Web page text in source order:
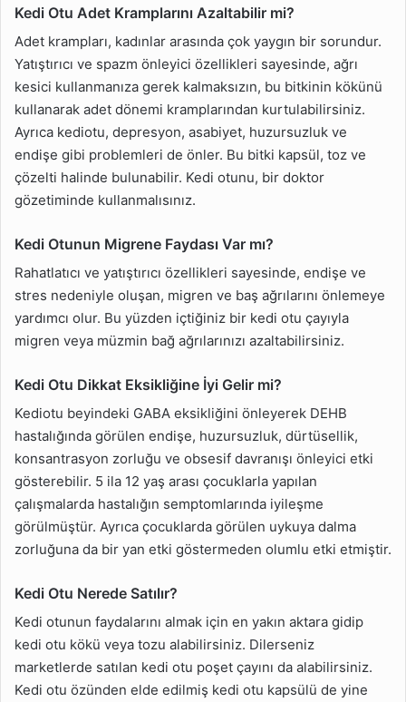
Kedi Otu Adet Kramplarını Azaltabilir mi?
Adet krampları, kadınlar arasında çok yaygın bir sorundur.
Yatıştırıcı ve spazm önleyici özellikleri sayesinde, ağrı
kesici kullanmanıza gerek kalmaksızın, bu bitkinin kökünü
kullanarak adet dönemi kramplarından kurtulabilirsiniz.
Ayrıca kediotu, depresyon, asabiyet, huzursuzluk ve
endişe gibi problemleri de önler. Bu bitki kapsül, toz ve
çözelti halinde bulunabilir. Kedi otunu, bir doktor
gözetiminde kullanmalısınız.
Kedi Otunun Migrene Faydası Var mı?
Rahatlatıcı ve yatıştırıcı özellikleri sayesinde, endişe ve
stres nedeniyle oluşan, migren ve baş ağrılarını önlemeye
yardımcı olur. Bu yüzden içtiğiniz bir kedi otu çayıyla
migren veya müzmin bağ ağrılarınızı azaltabilirsiniz.
Kedi Otu Dikkat Eksikliğine İyi Gelir mi?
Kediotu beyindeki GABA eksikliğini önleyerek DEHB
hastalığında görülen endişe, huzursuzluk, dürtüsellik,
konsantrasyon zorluğu ve obsesif davranışı önleyici etki
gösterebilir. 5 ila 12 yaş arası çocuklarla yapılan
çalışmalarda hastalığın semptomlarında iyileşme
görülmüştür. Ayrıca çocuklarda görülen uykuya dalma
zorluğuna da bir yan etki göstermeden olumlu etki etmiştir.
Kedi Otu Nerede Satılır?
Kedi otunun faydalarını almak için en yakın aktara gidip
kedi otu kökü veya tozu alabilirsiniz. Dilerseniz
marketlerde satılan kedi otu poşet çayını da alabilirsiniz.
Kedi otu özünden elde edilmiş kedi otu kapsülü de yine